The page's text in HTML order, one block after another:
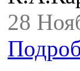
28